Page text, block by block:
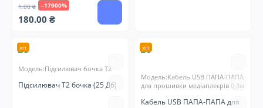
1.00 ₴ --17900%
180.00 ₴
хіт
Модель:Підсилювач бочка Т2
Підсилювач Т2 бочка (25 Дб)
хіт
Модель:Кабель USB ПАПА-ПАПА
для прошивки медіаплеєрів 0,3м
Кабель USB ПАПА-ПАПА для